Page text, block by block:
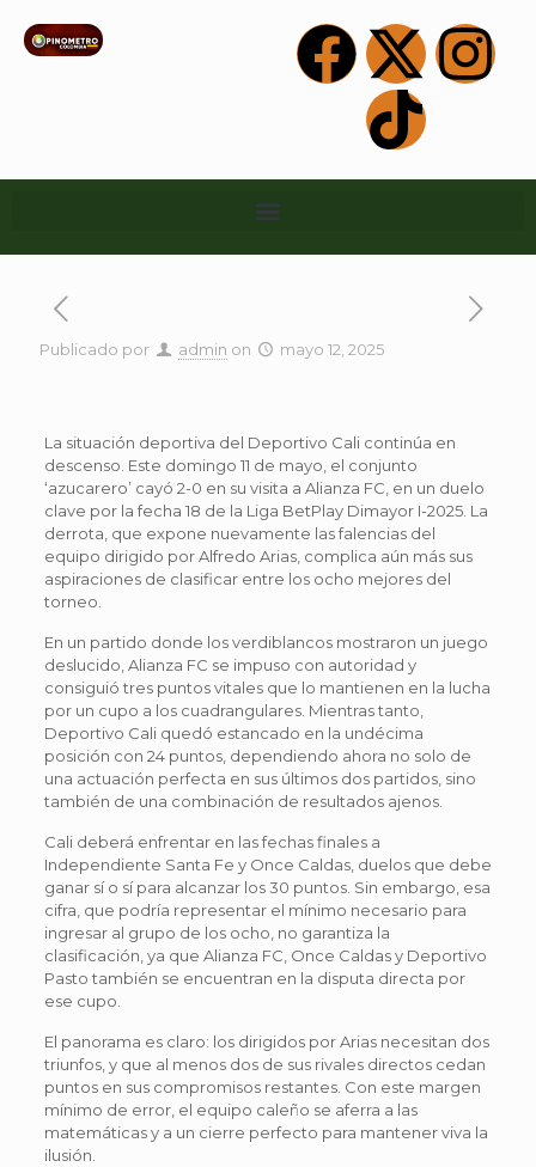
Publicado por admin on mayo 12, 2025
La situación deportiva del Deportivo Cali continúa en
descenso. Este domingo 11 de mayo, el conjunto
‘azucarero’ cayó 2-0 en su visita a Alianza FC, en un duelo
clave por la fecha 18 de la Liga BetPlay Dimayor I-2025. La
derrota, que expone nuevamente las falencias del
equipo dirigido por Alfredo Arias, complica aún más sus
aspiraciones de clasificar entre los ocho mejores del
torneo.
En un partido donde los verdiblancos mostraron un juego
deslucido, Alianza FC se impuso con autoridad y
consiguió tres puntos vitales que lo mantienen en la lucha
por un cupo a los cuadrangulares. Mientras tanto,
Deportivo Cali quedó estancado en la undécima
posición con 24 puntos, dependiendo ahora no solo de
una actuación perfecta en sus últimos dos partidos, sino
también de una combinación de resultados ajenos.
Cali deberá enfrentar en las fechas finales a
Independiente Santa Fe y Once Caldas, duelos que debe
ganar sí o sí para alcanzar los 30 puntos. Sin embargo, esa
cifra, que podría representar el mínimo necesario para
ingresar al grupo de los ocho, no garantiza la
clasificación, ya que Alianza FC, Once Caldas y Deportivo
Pasto también se encuentran en la disputa directa por
ese cupo.
El panorama es claro: los dirigidos por Arias necesitan dos
triunfos, y que al menos dos de sus rivales directos cedan
puntos en sus compromisos restantes. Con este margen
mínimo de error, el equipo caleño se aferra a las
matemáticas y a un cierre perfecto para mantener viva la
ilusión.